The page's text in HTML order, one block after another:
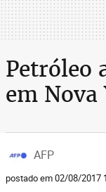
Petróleo
em Nova
AFP
postado em 02/08/2017